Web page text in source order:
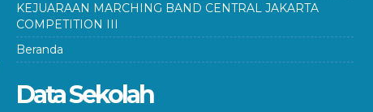
KEJUARAAN MARCHING BAND CENTRAL JAKARTA
COMPETITION III
Beranda
Data Sekolah